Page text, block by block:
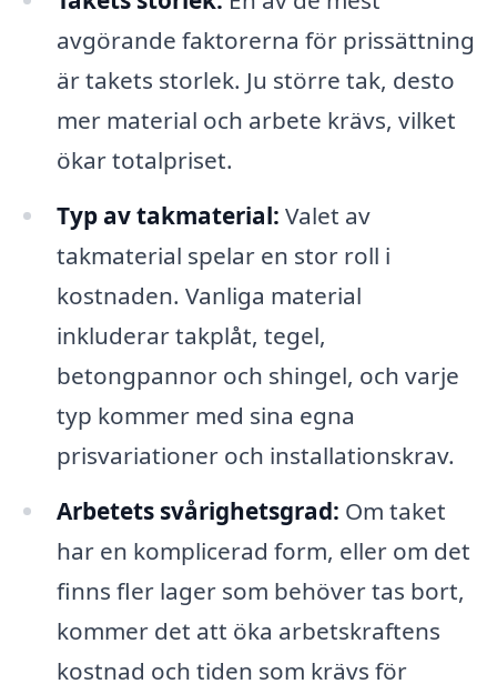
avgörande faktorerna för prissättning
är takets storlek. Ju större tak, desto
mer material och arbete krävs, vilket
ökar totalpriset.
Typ av takmaterial: Valet av
takmaterial spelar en stor roll i
kostnaden. Vanliga material
inkluderar takplåt, tegel,
betongpannor och shingel, och varje
typ kommer med sina egna
prisvariationer och installationskrav.
Arbetets svårighetsgrad: Om taket
har en komplicerad form, eller om det
finns fler lager som behöver tas bort,
kommer det att öka arbetskraftens
kostnad och tiden som krävs för